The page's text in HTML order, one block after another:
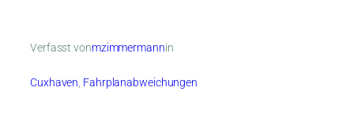
Verfasst vonmzimmermannin
Cuxhaven Fahrplanabweichungen